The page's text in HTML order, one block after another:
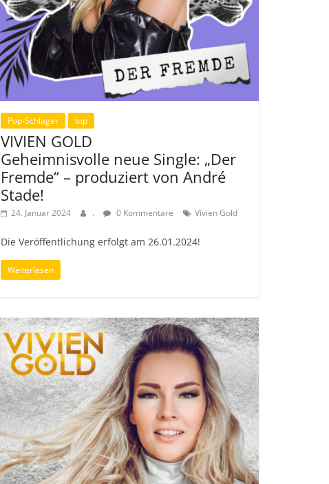
Pop-Schlager top
VIVIEN GOLD
Geheimnisvolle neue Single: „Der
Fremde“ – produziert von André
Stade!
24. Januar 2024 . 0 Kommentare Vivien Gold
Die Veröffentlichung erfolgt am 26.01.2024!
Weiterlesen